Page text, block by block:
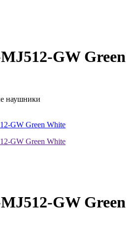
GW Green
наушники
GW Green